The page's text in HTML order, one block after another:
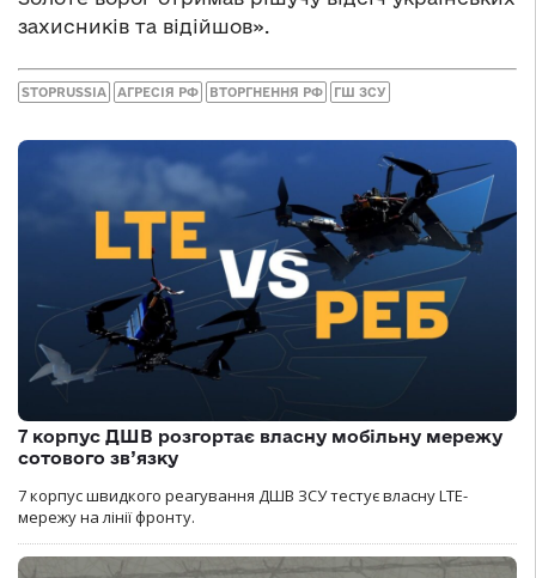
захисників та відійшов».
STOPRUSSIA АГРЕСІЯ РФ ВТОРГНЕННЯ РФ ГШ ЗСУ
7 корпус ДШВ розгортає власну мобільну мережу
сотового зв’язку
7 корпус швидкого реагування ДШВ ЗСУ тестує власну LTE-
мережу на лінії фронту.